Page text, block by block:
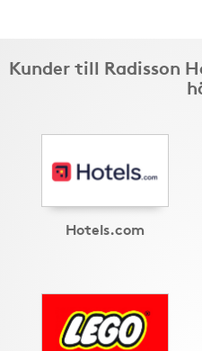
Kunder till Radisson
Hotels.com